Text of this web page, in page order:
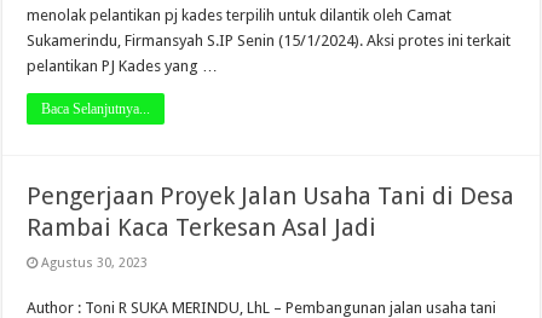
menolak pelantikan pj kades terpilih untuk dilantik oleh Camat
Sukamerindu, Firmansyah S.IP Senin (15/1/2024). Aksi protes ini terkait
pelantikan PJ Kades yang …
Baca Selanjutnya...
Pengerjaan Proyek Jalan Usaha Tani di Desa
Rambai Kaca Terkesan Asal Jadi
Agustus 30, 2023
Author : Toni R SUKA MERINDU, LhL – Pembangunan jalan usaha tani